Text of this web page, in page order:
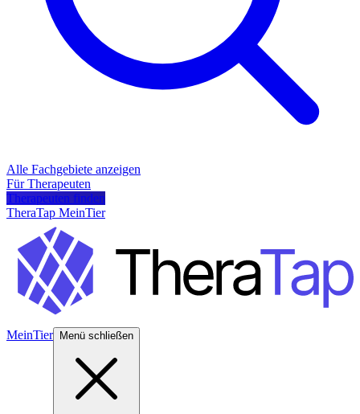
Alle Fachgebiete anzeigen
Für Therapeuten
Therapeuten finden
TheraTap MeinTier
MeinTier Menü schließen